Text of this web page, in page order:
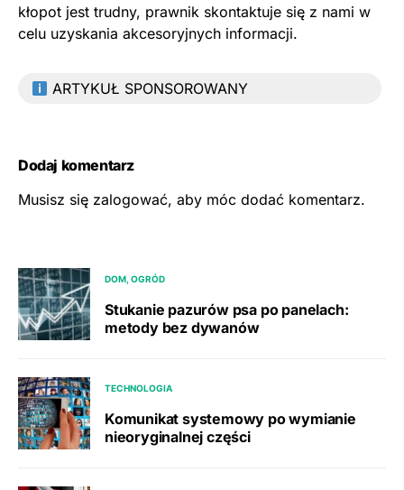
kłopot jest trudny, prawnik skontaktuje się z nami w
celu uzyskania akcesoryjnych informacji.
ARTYKUŁ SPONSOROWANY
Dodaj komentarz
Musisz się zalogować, aby móc dodać komentarz.
DOM, OGRÓD
Stukanie pazurów psa po panelach:
metody bez dywanów
TECHNOLOGIA
Komunikat systemowy po wymianie
nieoryginalnej części